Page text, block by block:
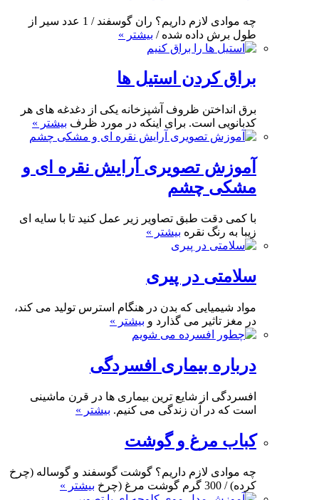
چه موادی لازم داریم؟ ران گوسفند / 1 عدد سیر از
طول برش داده شده / بیشتر »
براق کردن استیل ها
برق انداختن ظروف آشپزخانه یکی از دغدغه های هر
کدبانویی است. برای اینکه در مورد ظرف بیشتر »
آموزش تصویری آرایش نقره ای و
مشکی چشم
با کمی دقت طبق تصاویر زیر عمل کنید تا با سایه ای
زیبا به رنگ نقره بیشتر »
سلامتی در پیری
مواد شیمیایی که بدن در هنگام استرس تولید می کند،
در مغز تاثیر می گذارد و بیشتر »
درباره بیماری افسردگی
افسردگی از شایع ترین بیماری ها در قرن ماشینی
است که در آن زندگی می کنیم. بیشتر »
کباب مرغ و گوشت
چه موادی لازم داریم؟ گوشت گوسفند و گوساله (چرخ
کرده) / 300 گرم گوشت مرغ (چرخ
بیشتر »